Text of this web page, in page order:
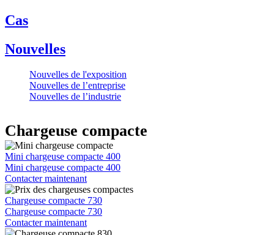
Cas
Nouvelles
Nouvelles de l'exposition
Nouvelles de l’entreprise
Nouvelles de l’industrie
Chargeuse compacte
Mini chargeuse compacte 400
Mini chargeuse compacte 400
Contacter maintenant
Chargeuse compacte 730
Chargeuse compacte 730
Contacter maintenant